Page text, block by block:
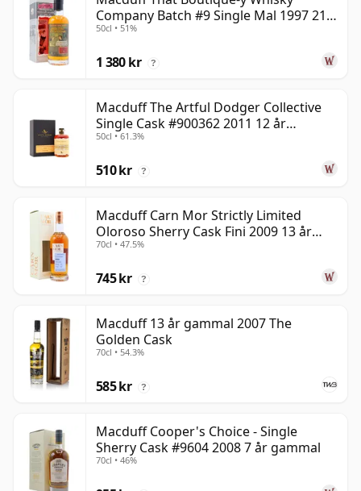
Company Batch #9 Single Mal 1997 21
år gammal
50cl • 51%
1 380 kr ?
Macduff The Artful Dodger Collective
Single Cask #900362 2011 12 år
gammal
50cl • 61.3%
510 kr ?
Macduff Carn Mor Strictly Limited
Oloroso Sherry Cask Fini 2009 13 år
gammal
70cl • 47.5%
745 kr ?
Macduff 13 år gammal 2007 The
Golden Cask
70cl • 54.3%
585 kr ?
Macduff Cooper's Choice - Single
Sherry Cask #9604 2008 7 år gammal
70cl • 46%